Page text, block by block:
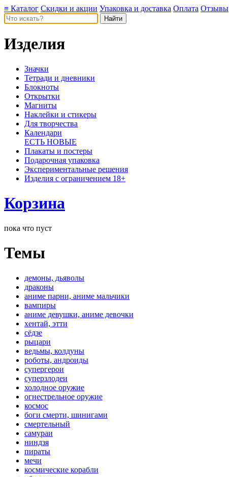
≡ Каталог Скидки и акции Упаковка и доставка Оплата Отзывы
Изделия
Значки
Тетради и дневники
Блокноты
Открытки
Магниты
Наклейки и стикеры
Для творчества
Календари
ЕСТЬ НОВЫЕ
Плакаты и постеры
Подарочная упаковка
Экспериментальные решения
Изделия с ограничением 18+
Корзина
пока что пуст
Темы
демоны, дьяволы
драконы
аниме парни, аниме мальчики
вампиры
аниме девушки, аниме девочки
хентай, этти
сёдзе
рыцари
ведьмы, колдуны
роботы, андроиды
супергерои
суперзлодеи
холодное оружие
огнестрельное оружие
космос
боги смерти, шинигами
смертельный
самураи
ниндзя
пираты
мечи
космические корабли